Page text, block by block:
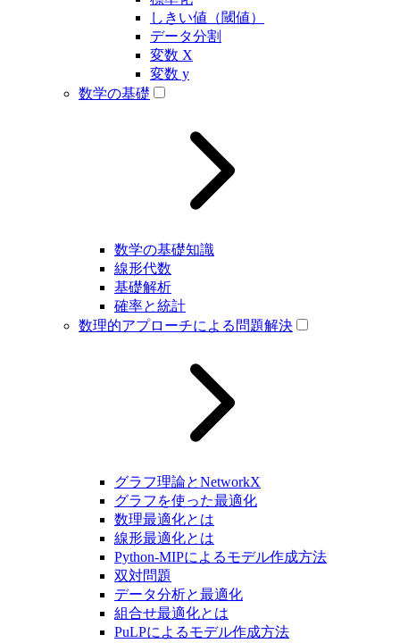
しきい値（閾値）
データ分割
変数 X
変数 y
数学の基礎
数学の基礎知識
線形代数
基礎解析
確率と統計
数理的アプローチによる問題解決
グラフ理論とNetworkX
グラフを使った最適化
数理最適化とは
線形最適化とは
Python-MIPによるモデル作成方法
双対問題
データ分析と最適化
組合せ最適化とは
PuLPによるモデル作成方法